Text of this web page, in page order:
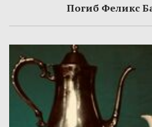
Погиб Феликс